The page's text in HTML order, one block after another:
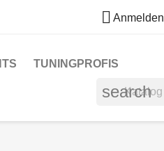
 Anmelden
TUNINGPROFIS
search